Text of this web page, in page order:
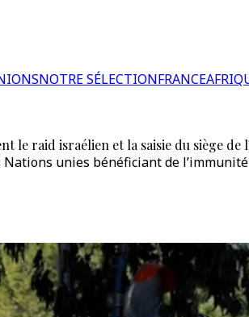
NOTRE SÉLECTIONFRANCE
le raid israélien et la saisie du siège de
Nations unies bénéficiant de